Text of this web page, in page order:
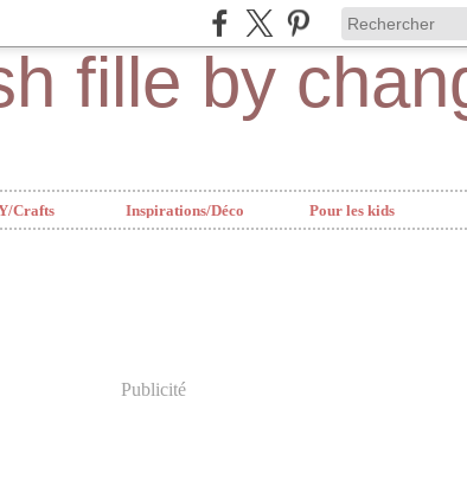
Crafts Inspirations/Déco Pour les kids
Publicité